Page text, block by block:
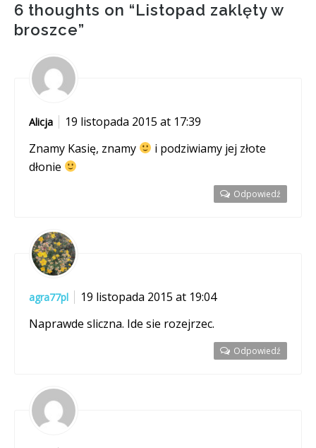
6 thoughts on “Listopad zaklęty w
broszce”
Alicja
19 listopada 2015 at 17:39
Znamy Kasię, znamy
i podziwiamy jej złote
dłonie
Odpowiedź
agra77pl
19 listopada 2015 at 19:04
Naprawde sliczna. Ide sie rozejrzec.
Odpowiedź